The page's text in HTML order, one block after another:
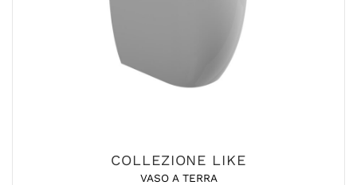
COLLEZIONE LIKE
VASO A TERRA